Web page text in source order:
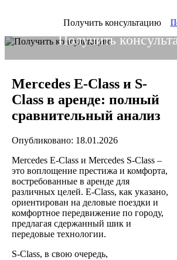
Получить консультацию
Получить
Mercedes E-Class и S-
Class в аренде: полный
сравнительный анализ
Опубликовано: 18.01.2026
Mercedes E-Class и Mercedes S-Class –
это воплощение престижа и комфорта,
востребованные в аренде для
различных целей. E-Class, как указано,
ориентирован на деловые поездки и
комфортное передвижение по городу,
предлагая сдержанный шик и
передовые технологии.
S-Class, в свою очередь,